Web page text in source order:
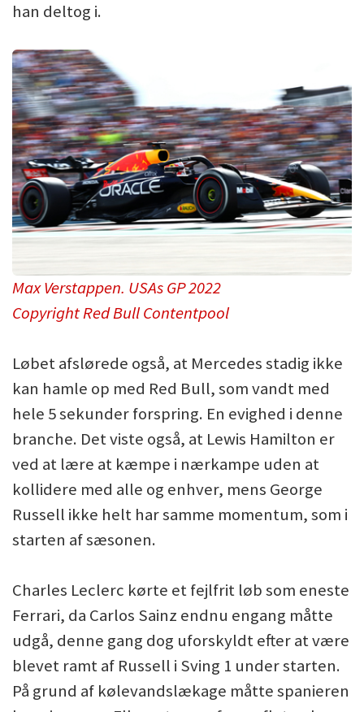
han deltog i.
Max Verstappen. USAs GP 2022
Copyright Red Bull Contentpool
Løbet afslørede også, at Mercedes stadig ikke
kan hamle op med Red Bull, som vandt med
hele 5 sekunder forspring. En evighed i denne
branche. Det viste også, at Lewis Hamilton er
ved at lære at kæmpe i nærkampe uden at
kollidere med alle og enhver, mens George
Russell ikke helt har samme momentum, som i
starten af sæsonen.
Charles Leclerc kørte et fejlfrit løb som eneste
Ferrari, da Carlos Sainz endnu engang måtte
udgå, denne gang dog uforskyldt efter at være
blevet ramt af Russell i Sving 1 under starten.
På grund af kølevandslækage måtte spanieren